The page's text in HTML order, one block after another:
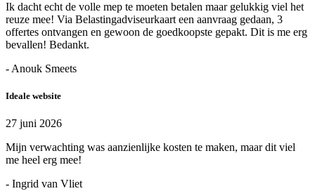
Ik dacht echt de volle mep te moeten betalen maar gelukkig viel het
reuze mee! Via Belastingadviseurkaart een aanvraag gedaan, 3
offertes ontvangen en gewoon de goedkoopste gepakt. Dit is me erg
bevallen! Bedankt.
- Anouk Smeets
Ideale website
27 juni 2026
Mijn verwachting was aanzienlijke kosten te maken, maar dit viel
me heel erg mee!
- Ingrid van Vliet